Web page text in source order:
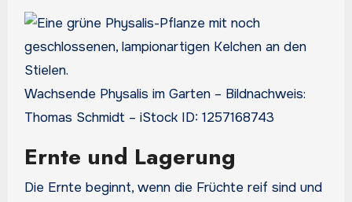
Wachsende Physalis im Garten – Bildnachweis:
Thomas Schmidt – iStock ID: 1257168743
Ernte und Lagerung
Die Ernte beginnt, wenn die Früchte reif sind und